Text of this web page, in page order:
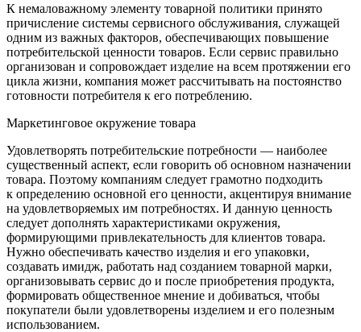
К немаловажному элементу товарной политики принято
причисление системы сервисного обслуживания, служащей
одним из важных факторов, обеспечивающих повышение
потребительской ценности товаров. Если сервис правильно
организован и сопровождает изделие на всем протяжении его
цикла жизни, компания может рассчитывать на постоянство
готовности потребителя к его потреблению.
Маркетинговое окружение товара
Удовлетворять потребительские потребности — наиболее
существенный аспект, если говорить об основном назначении
товара. Поэтому компаниям следует грамотно подходить
к определению основной его ценности, акцентируя внимание
на удовлетворяемых им потребностях. И данную ценность
следует дополнять характеристиками окружения,
формирующими привлекательность для клиентов товара.
Нужно обеспечивать качество изделия и его упаковки,
создавать имидж, работать над созданием товарной марки,
организовывать сервис до и после приобретения продукта,
формировать общественное мнение и добиваться, чтобы
покупатели были удовлетворены изделием и его полезным
использованием.